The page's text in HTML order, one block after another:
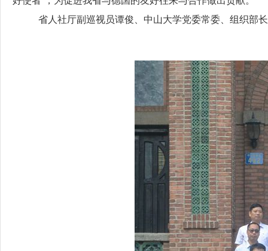
省人社厅副巡视员谭俊、中山大学党委常委、组织部